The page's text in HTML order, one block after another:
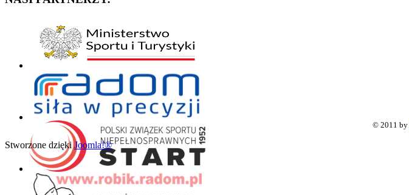
© 2011 by
Stworzone dziękiJoomla!®